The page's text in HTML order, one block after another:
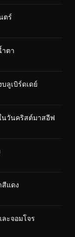
ตร์
ตา
ลูเบิร์ดเดย์
วันคริสต์มาสอีฟ
แดง
ะจอมโจร